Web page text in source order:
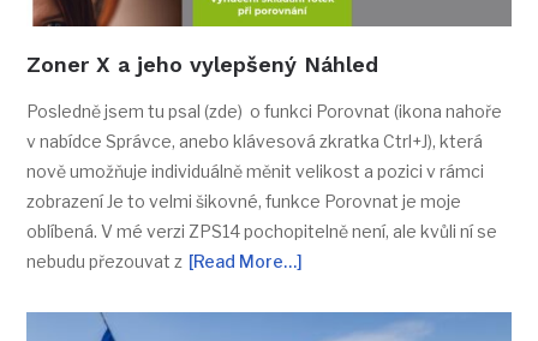
Zoner X a jeho vylepšený Náhled
Posledně jsem tu psal (zde) o funkci Porovnat (ikona nahoře
v nabídce Správce, anebo klávesová zkratka Ctrl+J), která
nově umožňuje individuálně měnit velikost a pozici v rámci
zobrazení Je to velmi šikovné, funkce Porovnat je moje
oblíbená. V mé verzi ZPS14 pochopitelně není, ale kvůli ní se
nebudu přezouvat z [Read More…]